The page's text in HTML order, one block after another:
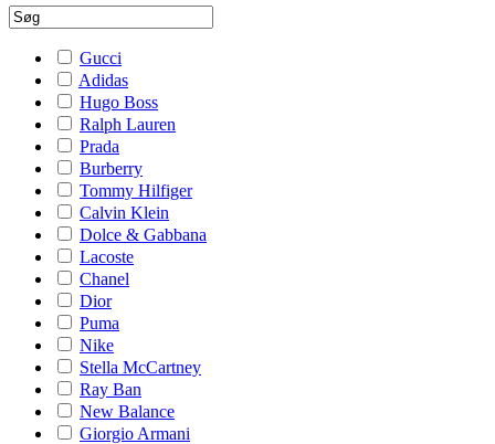
Gucci
Adidas
Hugo Boss
Ralph Lauren
Prada
Burberry
Tommy Hilfiger
Calvin Klein
Dolce & Gabbana
Lacoste
Chanel
Dior
Puma
Nike
Stella McCartney
Ray Ban
New Balance
Giorgio Armani